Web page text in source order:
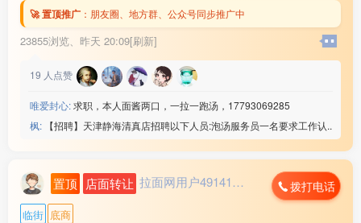
🚀 置顶推广 ： 朋友圈、地方群、公众号同步推广中
23855浏览、 昨天 20:09[刷新]
19 人点赞
唯爱封心:求职，本人面酱两口，一拉一跑汤，17793069285
枫: 【招聘】天津静海清真店招聘以下人员:泡汤服务员一名要求工作认..
置顶 店面转让 拉面网用户491412... 拨打电话
临街 底商